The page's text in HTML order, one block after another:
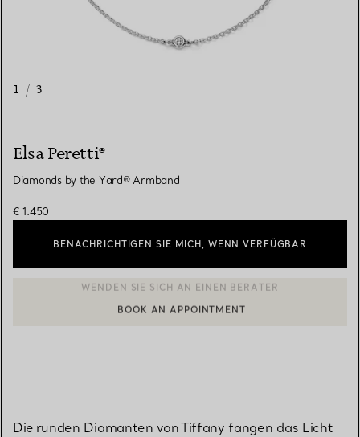
1 / 3
Elsa Peretti®
Diamonds by the Yard® Armband
€ 1.450
BENACHRICHTIGEN SIE MICH, WENN VERFÜGBAR
EINEN KUNDENBERATER KONTAKTIEREN ODER EINEN
Die runden Diamanten von Tiffany fangen das Licht